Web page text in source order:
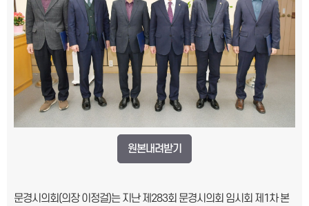
원본내려받기
문경시의회(의장 이정걸)는 지난 제283회 문경시의회 임시회 제1차 본